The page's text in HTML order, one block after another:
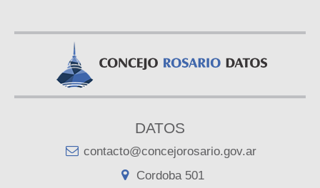
DATOS
contacto@concejorosario.gov.ar
Cordoba 501